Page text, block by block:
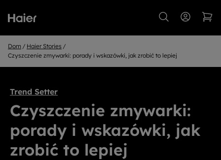
Dom
Haier Stories
Czyszczenie zmywarki: porady i wskazówki, jak zrobić to lepiej
Trend Setter
Czyszczenie zmywarki:
porady i wskazówki, jak
zrobić to lepiej